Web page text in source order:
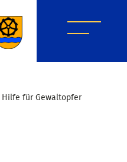
Hilfe für Gewaltopfer